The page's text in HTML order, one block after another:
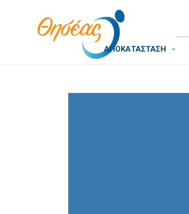
ΑΠΟΚΑΤΑΣΤΑΣΗ